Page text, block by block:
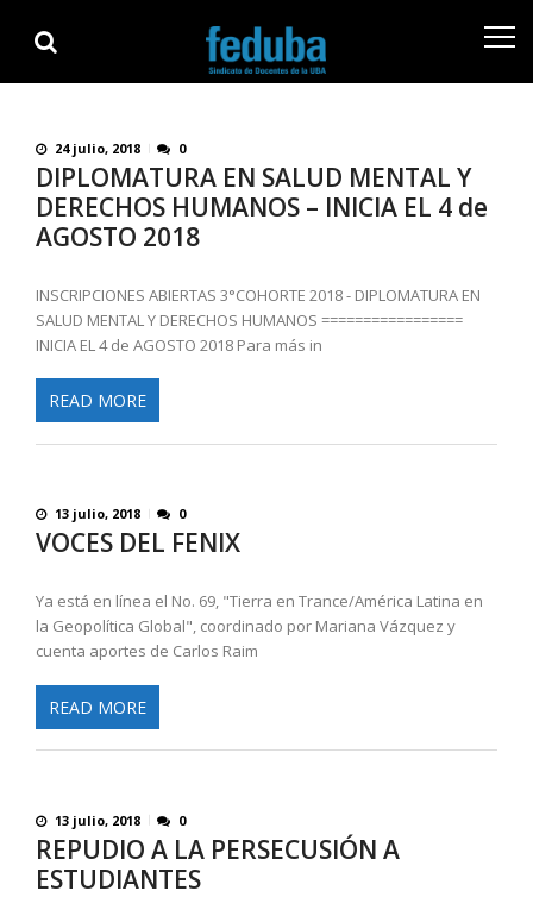
navigation
content
24 julio, 2018 0
DIPLOMATURA EN SALUD MENTAL Y
DERECHOS HUMANOS – INICIA EL 4 de
AGOSTO 2018
INSCRIPCIONES ABIERTAS 3°COHORTE 2018 - DIPLOMATURA EN
SALUD MENTAL Y DERECHOS HUMANOS =================
INICIA EL 4 de AGOSTO 2018 Para más in
READ MORE
13 julio, 2018 0
VOCES DEL FENIX
Ya está en línea el No. 69, "Tierra en Trance/América Latina en
la Geopolítica Global", coordinado por Mariana Vázquez y
cuenta aportes de Carlos Raim
READ MORE
13 julio, 2018 0
REPUDIO A LA PERSECUSIÓN A
ESTUDIANTES